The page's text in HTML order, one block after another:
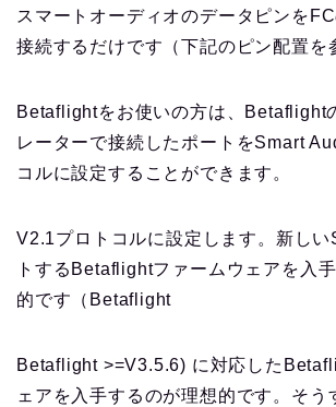
スマートオーディオのデータピンを
接続するだけです（下記のピン配置を
Betaflightをお使いの方は、Betaflight
レーターで接続したポートをSmart
コルに設定することができます。
V2.1プロトコルに設定します。新し
トするBetaflightファームウェアを入
的です（Betaflight
Betaflight >=V3.5.6) に対応した
ェアを入手するのが理想的です。そう